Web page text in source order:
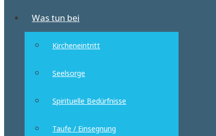
Was tun bei
Kircheneintritt
Seelsorge
Spirituelle Bedürfnisse
Taufe / Einsegnung